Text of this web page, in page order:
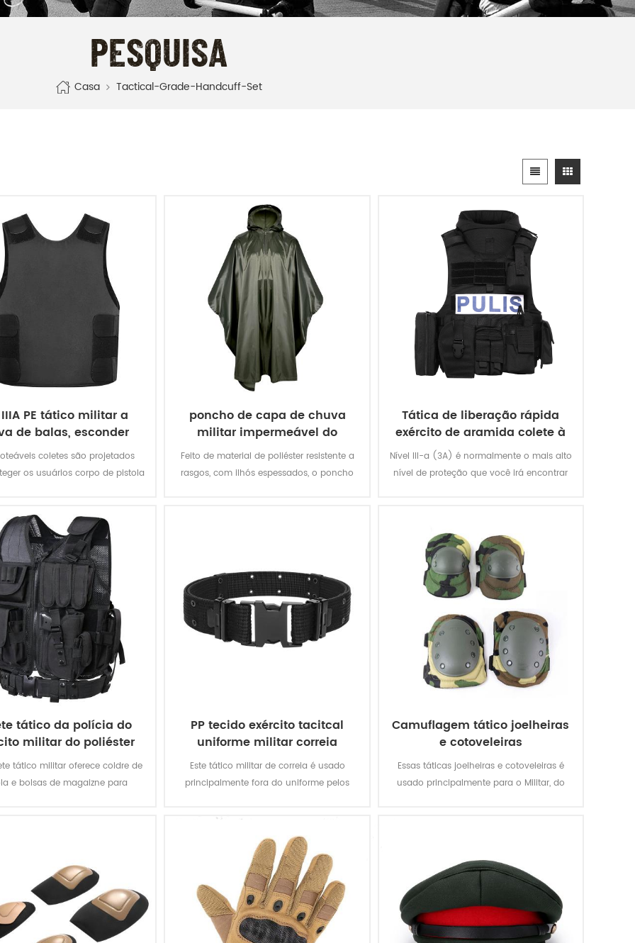
PESQUISA
Casa Tactical-Grade-Handcuff-Set
PE tático militar a
de balas, esconder
colete
coletes são projetados
os usuários corpo de pistola
poncho de capa de chuva
militar impermeável do
exército
Feito de material de poliéster resistente a
rasgos, com ilhós espessados, o poncho
Tática de liberação rápida
exército de aramida colete à
prova de balas
Nível III-a (3A) é normalmente o mais alto
nível de proteção que você irá encontrar
Não se contente com coletes outros que
oferecem nível II ou nível II.
tático da polícia do
militar do poliéster
600d
tático militar oferece coldre de
e bolsas de magaizne para
PP tecido exército tacitcal
uniforme militar correia
Este tático militar de correia é usado
principalmente fora do uniforme pelos
Camuflagem tático joelheiras
e cotoveleiras
Essas táticas joelheiras e cotoveleiras é
usado principalmente para o Militar, do